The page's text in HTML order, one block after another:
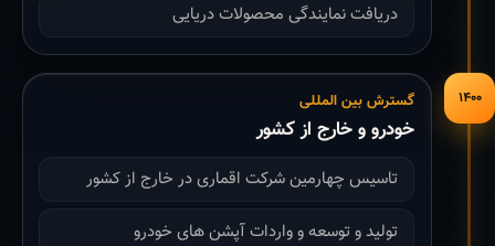
دریافت نمایندگی محصولات دریایی
۱۴۰۰ گسترش بین المللی
خودرو و خارج از کشور
تاسیس چهارمین شرکت اقماری در خارج از کشور
تولید و توسعه و واردات آپشن های خودرو